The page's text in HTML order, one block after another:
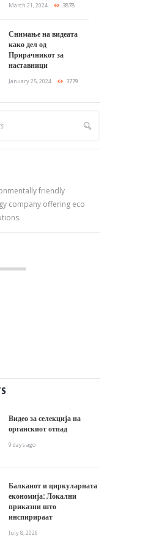
March 21, 2024 3878
Снимање на видеата
како дел од
Прирачникот за
наставници
January 25, 2024 3779
friendly
company offering eco
Видео за селекција на
органскиот отпад
9 days ago
Балканот и циркуларната
економија: Локални
приказни што
инспирираат
July 8, 2026